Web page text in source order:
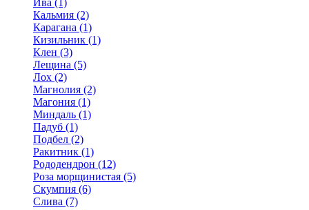
Ива (1)
Кальмия (2)
Карагана (1)
Кизильник (1)
Клен (3)
Лещина (5)
Лох (2)
Магнолия (2)
Магония (1)
Миндаль (1)
Падуб (1)
Подбел (2)
Ракитник (1)
Рододендрон (12)
Роза морщинистая (5)
Скумпия (6)
Слива (7)